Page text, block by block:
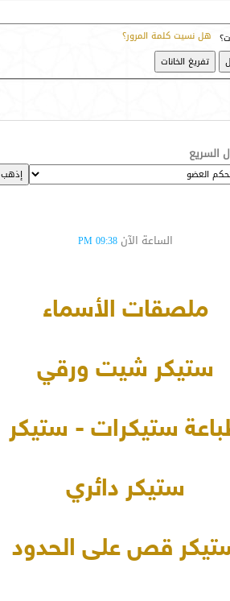
هل نسيت كلمة المرور؟
السريع
الساعة الآن 09:38 PM
ملصقات الأسماء
ستيكر شيت ورقي
ستيكرات - ستيكر
ستيكر دائري
قص على الحدود